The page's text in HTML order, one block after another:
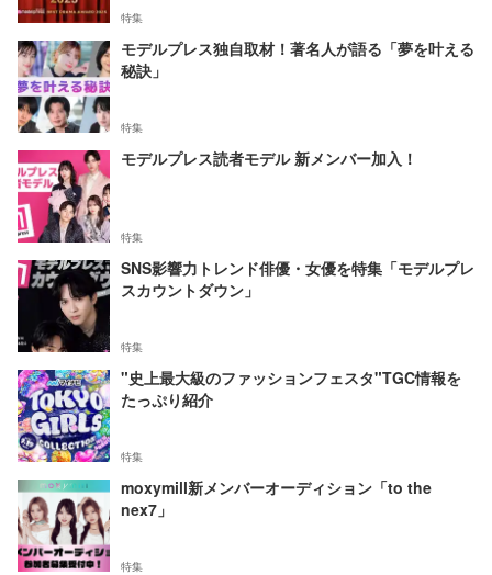
特集
モデルプレス独自取材！著名人が語る「夢を叶える
秘訣」
特集
モデルプレス読者モデル 新メンバー加入！
特集
SNS影響力トレンド俳優・女優を特集「モデルプレ
スカウントダウン」
特集
"史上最大級のファッションフェスタ"TGC情報を
たっぷり紹介
特集
moxymill新メンバーオーディション「to the
nex7」
特集